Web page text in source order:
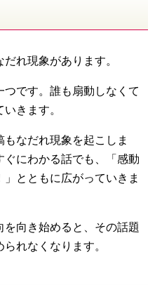
れ現象があります。
です。誰も扇動しなくて
きます。
なだれ現象を起こしま
にわかる話でも、「感動
とともに広がっていきま
向き始めると、その話題
れなくなります。